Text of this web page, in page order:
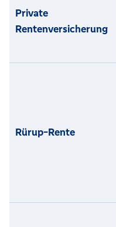
Private
Rentenversicherung
Rürup-Rente